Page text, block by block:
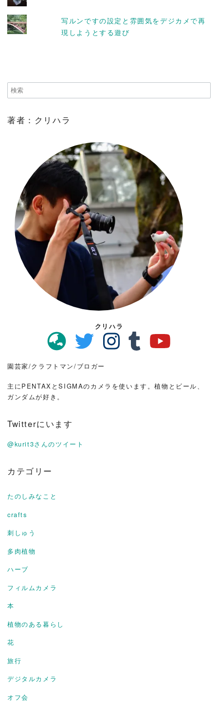
写ルンですの設定と雰囲気をデジカメで再
現しようとする遊び
著者：クリハラ
クリハラ
園芸家/クラフトマン/ブロガー
主にPENTAXとSIGMAのカメラを使います。植物とビール、
ガンダムが好き。
Twitterにいます
@kurit3さんのツイート
カテゴリー
たのしみなこと
crafts
刺しゅう
多肉植物
ハーブ
フィルムカメラ
本
植物のある暮らし
花
旅行
デジタルカメラ
オフ会